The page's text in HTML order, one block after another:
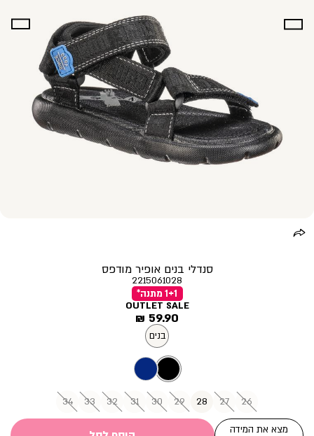
סנדלי בנים אופיר מודפס
2215061028
1+1 מתנה*
OUTLET SALE
מחיר
מוצר
59.90 ₪
בנים
26
27
28
29
30
31
32
33
34
מצא את המידה